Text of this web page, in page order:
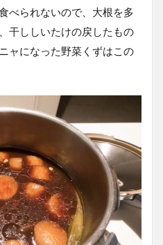
べられないので、大根を多
干ししいたけの戻したもの
ャになった野菜くずはこの